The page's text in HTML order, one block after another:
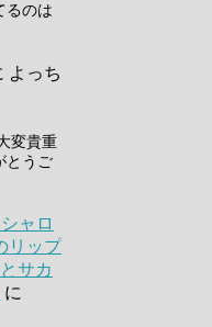
るのは
よっち
変貴重
とうご
ャロ
リップ
サカ
に